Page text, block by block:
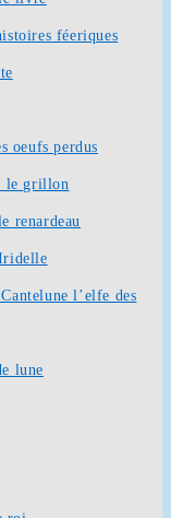
féeriques
oeufs perdus
le grillon
renardeau
l’elfe des
lune